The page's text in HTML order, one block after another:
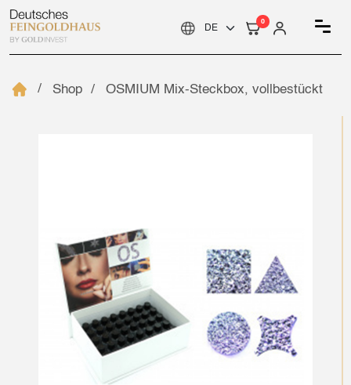
0
Shop OSMIUM Mix-Steckbox, vollbestückt